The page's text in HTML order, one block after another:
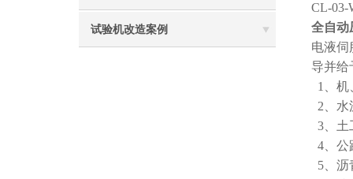
试验机改造案例
CL-03-
全自动
电液伺
导并给
1、
2、水
3、土
4、公
5、沥